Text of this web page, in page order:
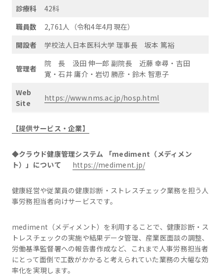
診療科
42科
職員数
2,761人（令和4年4月現在）
開設者
学校法人日本医科大学 理事長 坂本 篤裕
管理者
院 長 汲田 伸一郎 副院長 近藤 幸尋・吉田
寛・石井 庸介・岩切 勝彦・鈴木 智恵子
Web
Site
https://www.nms.ac.jp/hosp.html
【提供サービス・企業】
◆クラウド健康管理システム 「mediment（メディメン
ト）」について
https://mediment.jp/
健康経営や従業員の健康診断・ストレスチェック業務を担う人
事労務担当者向けサービスです。
mediment（メディメント）を利用することで、健康診断・ス
トレスチェックの実施や結果データ管理、産業医面談の調整、
労働基準監督署への報告書作成など、これまで人事労務担当者
にとって面倒で工数がかかると考えられていた業務の大幅な効
率化を実現します。